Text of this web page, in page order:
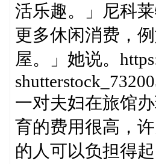
活乐趣。」尼科
更多休闲消费，
屋。」她说。
一对夫妇在旅馆
育的费用很高，
的人可以负担得